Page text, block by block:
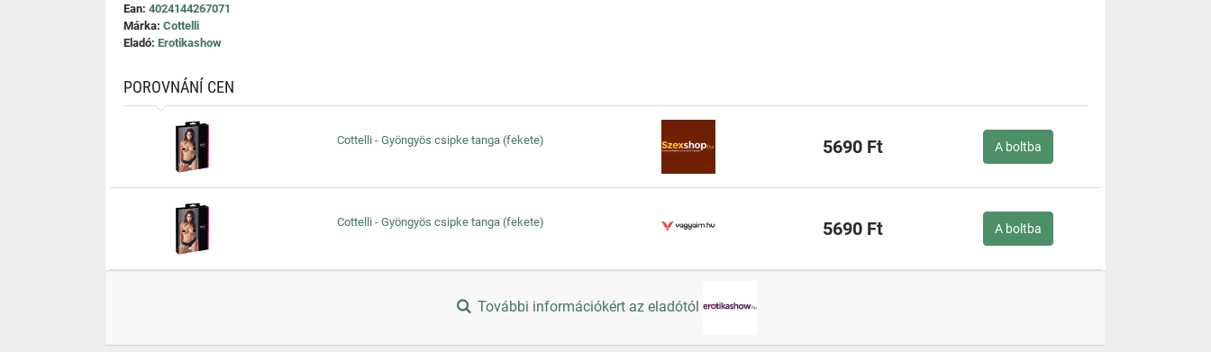
Ean: 4024144267071
Márka: Cottelli
Eladó: Erotikashow
POROVNÁNÍ CEN
Cottelli - Gyöngyös csipke tanga (fekete) 5690 Ft A boltba
Cottelli - Gyöngyös csipke tanga (fekete) 5690 Ft A boltba
További információkért az eladótól